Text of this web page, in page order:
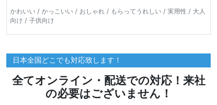
かわいい / かっこいい / おしゃれ / もらってうれしい / 実用性 / 大人
向け / 子供向け
日本全国どこでも対応致します！
全てオンライン・配送での対応！来社
の必要はございません！